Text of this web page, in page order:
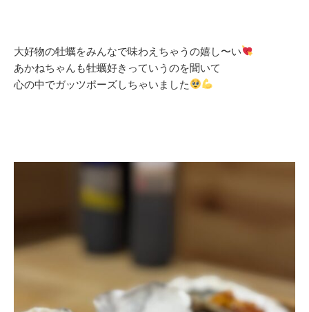
大好物の牡蠣をみんなで味わえちゃうの嬉し〜い
あかねちゃんも牡蠣好きっていうのを聞いて
心の中でガッツポーズしちゃいました